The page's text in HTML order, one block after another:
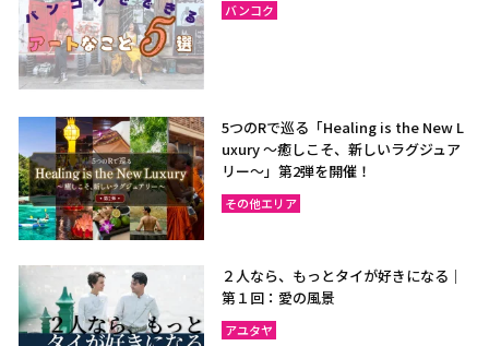
バンコク
5つのRで巡る「Healing is the New L
uxury ～癒しこそ、新しいラグジュア
リー〜」第2弾を開催！
その他エリア
２人なら、もっとタイが好きになる｜
第１回：愛の風景
アユタヤ